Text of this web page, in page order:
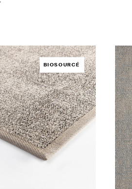
BIOSOURCÉ